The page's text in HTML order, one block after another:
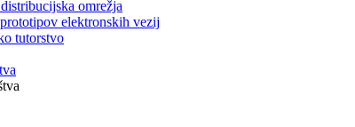
omrežja
elektronskih vezij
tutorstvo